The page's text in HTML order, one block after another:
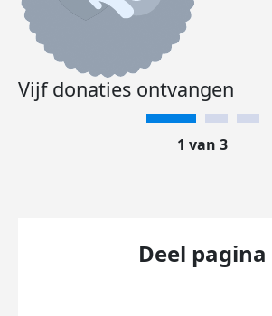
Vijf donaties ontvangen
1 van 3
Deel pagina